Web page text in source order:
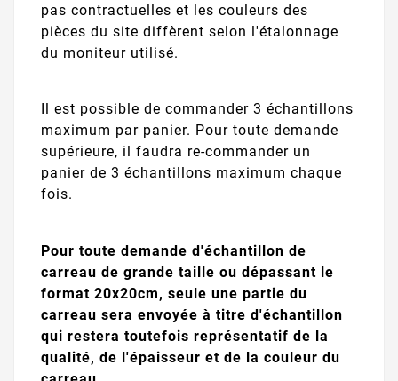
pas contractuelles et les couleurs des
pièces du site diffèrent selon l'étalonnage
du moniteur utilisé.
Il est possible de commander 3 échantillons
maximum par panier. Pour toute demande
supérieure, il faudra re-commander un
panier de 3 échantillons maximum chaque
fois.
Pour toute demande d'échantillon de
carreau de grande taille ou dépassant le
format 20x20cm, seule une partie du
carreau sera envoyée à titre d'échantillon
qui restera toutefois représentatif de la
qualité, de l'épaisseur et de la couleur du